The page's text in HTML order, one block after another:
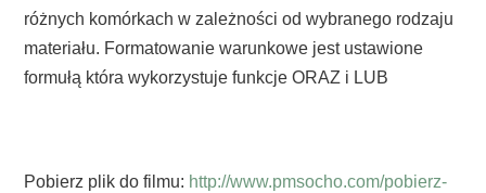
różnych komórkach w zależności od wybranego rodzaju
materiału. Formatowanie warunkowe jest ustawione
formułą która wykorzystuje funkcje ORAZ i LUB
Pobierz plik do filmu: http://www.pmsocho.com/pobierz-